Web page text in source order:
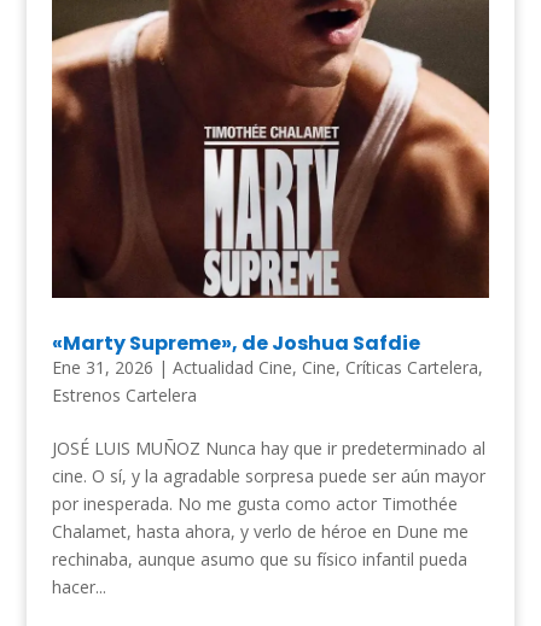
«Marty Supreme», de Joshua Safdie
Ene 31, 2026 | Actualidad Cine, Cine, Críticas Cartelera,
Estrenos Cartelera
JOSÉ LUIS MUÑOZ Nunca hay que ir predeterminado al
cine. O sí, y la agradable sorpresa puede ser aún mayor
por inesperada. No me gusta como actor Timothée
Chalamet, hasta ahora, y verlo de héroe en Dune me
rechinaba, aunque asumo que su físico infantil pueda
hacer...